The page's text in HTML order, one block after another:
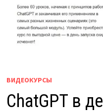
ВИДЕОКУРСЫ
ChatGPT в